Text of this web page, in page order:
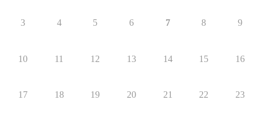
3 4 5 6 7 8 9
10 11 12 13 14 15 16
17 18 19 20 21 22 23